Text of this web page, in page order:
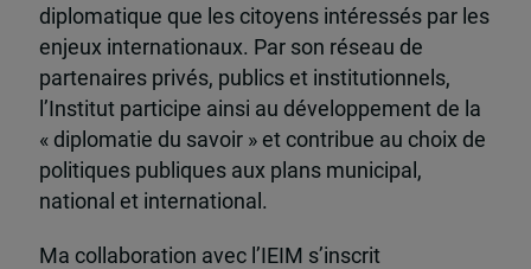
diplomatique que les citoyens intéressés par les
enjeux internationaux. Par son réseau de
partenaires privés, publics et institutionnels,
l’Institut participe ainsi au développement de la
« diplomatie du savoir » et contribue au choix de
politiques publiques aux plans municipal,
national et international.
Ma collaboration avec l’IEIM s’inscrit